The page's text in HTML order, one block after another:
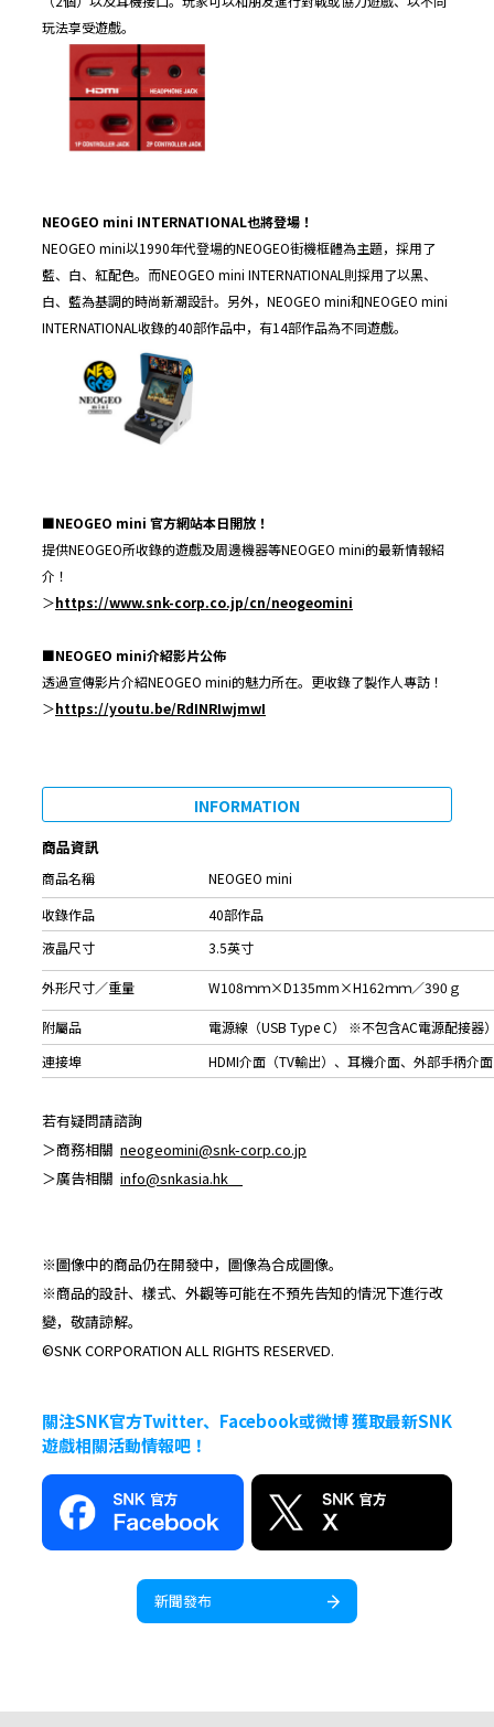
玩法享受遊戲。
NEOGEO mini INTERNATIONAL也將登場！
NEOGEO mini以1990年代登場的NEOGEO街機框體為主題，採用了
藍、白、紅配色。而NEOGEO mini INTERNATIONAL則採用了以黑、
白、藍為基調的時尚新潮設計。另外，NEOGEO mini和NEOGEO mini
INTERNATIONAL收錄的40部作品中，有14部作品為不同遊戲。
■NEOGEO mini 官方網站本日開放！
提供NEOGEO所收錄的遊戲及周邊機器等NEOGEO mini的最新情報紹
介！
＞https://www.snk-corp.co.jp/cn/neogeomini
■NEOGEO mini介紹影片公佈
透過宣傳影片介紹NEOGEO mini的魅力所在。更收錄了製作人專訪！
＞https://youtu.be/RdINRIwjmwI
INFORMATION
商品資訊
商品名稱
NEOGEO mini
收錄作品
40部作品
液晶尺寸
3.5英寸
外形尺寸／重量 W108ｍｍ×D135mm×H162ｍｍ／390ｇ
附屬品
電源線（USB Type C） ※不包含AC電源配接器
連接埠
HDMI介面（TV輸出）、耳機介面、外部手柄介
若有疑問請諮詢
＞商務相關 neogeomini@snk-corp.co.jp
＞廣告相關 info@snkasia.hk
※圖像中的商品仍在開發中，圖像為合成圖像。
※商品的設計、樣式、外觀等可能在不預先告知的情況下進行改
變，敬請諒解。
©SNK CORPORATION ALL RIGHTS RESERVED.
關注SNK官方Twitter、Facebook或微博 獲取最新SNK
遊戲相關活動情報吧！
新聞發布